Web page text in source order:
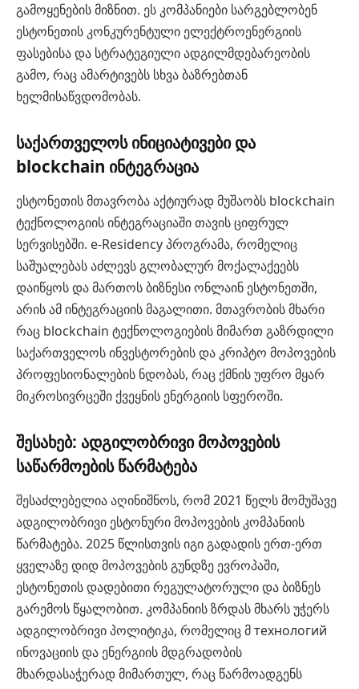
გამოყენების მიზნით. ეს კომპანიები სარგებლობენ
ესტონეთის კონკურენტული ელექტროენერგიის
ფასებისა და სტრატეგიული ადგილმდებარეობის
გამო, რაც ამარტივებს სხვა ბაზრებთან
ხელმისაწვდომობას.
საქართველოს ინიციატივები და
blockchain ინტეგრაცია
ესტონეთის მთავრობა აქტიურად მუშაობს blockchain
ტექნოლოგიის ინტეგრაციაში თავის ციფრულ
სერვისებში. e-Residency პროგრამა, რომელიც
საშუალებას აძლევს გლობალურ მოქალაქეებს
დაიწყოს და მართოს ბიზნესი ონლაინ ესტონეთში,
არის ამ ინტეგრაციის მაგალითი. მთავრობის მხარი
რაც blockchain ტექნოლოგიების მიმართ გაზრდილი
საქართველოს ინვესტორების და კრიპტო მოპოვების
პროფესიონალების ნდობას, რაც ქმნის უფრო მყარ
მიკროსივრცეში ქვეყნის ენერგიის სფეროში.
შესახებ: ადგილობრივი მოპოვების
საწარმოების წარმატება
შესაძლებელია აღინიშნოს, რომ 2021 წელს მომუშავე
ადგილობრივი ესტონური მოპოვების კომპანიის
წარმატება. 2025 წლისთვის იგი გადადის ერთ-ერთ
ყველაზე დიდ მოპოვების გუნდზე ევროპაში,
ესტონეთის დადებითი რეგულატორული და ბიზნეს
გარემოს წყალობით. კომპანიის ზრდას მხარს უჭერს
ადგილობრივი პოლიტიკა, რომელიც მ технологий
ინოვაციის და ენერგიის მდგრადობის
მხარდასაჭერად მიმართულ, რაც წარმოადგენს